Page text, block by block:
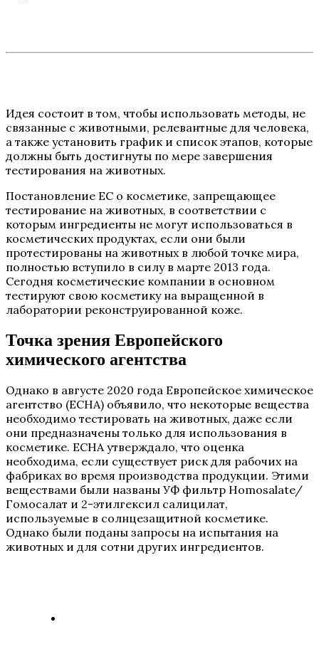
Идея состоит в том, чтобы использовать методы, не
связанные с животными, релевантные для человека,
а также установить график и список этапов, которые
должны быть достигнуты по мере завершения
тестирования на животных.
Постановление ЕС о косметике, запрещающее
тестирование на животных, в соответствии с
которым ингредиенты не могут использоваться в
косметических продуктах, если они были
протестированы на животных в любой точке мира,
полностью вступило в силу в марте 2013 года.
Сегодня косметические компании в основном
тестируют свою косметику на выращенной в
лаборатории реконструированной коже.
Точка зрения Европейского
химического агентства
Однако в августе 2020 года Европейское химическое
агентство (ECHA) объявило, что некоторые вещества
необходимо тестировать на животных, даже если
они предназначены только для использования в
косметике. ECHA утверждало, что оценка
необходима, если существует риск для рабочих на
фабриках во время производства продукции. Этими
веществами были названы УФ фильтр Homosalate/
Гомосалат и 2-этилгексил салицилат,
используемые в солнцезащитной косметике.
Однако были поданы запросы на испытания на
животных и для сотни других ингредиентов.